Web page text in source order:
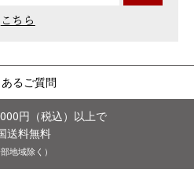
こちら
るご質問
円（税込）以上で
送料無料
部地域除く）